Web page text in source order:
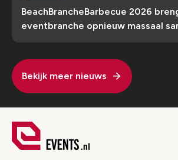
BeachBrancheBarbecue 2026
eventbranche opnieuw massaal
Bekijk meer nieuws